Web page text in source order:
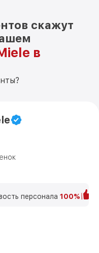
скажут
в
персонала 100%